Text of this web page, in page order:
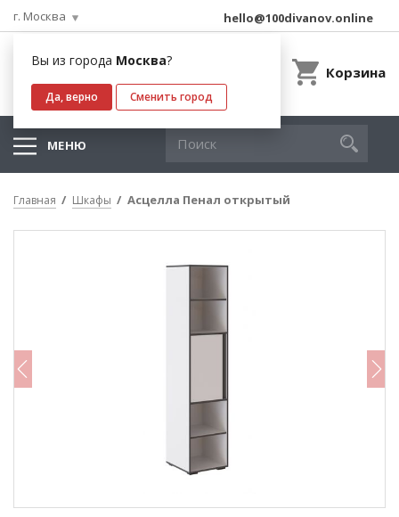
г. Москва
Вы из города Москва?
Да, верно Сменить город
hello@100divanov.online
Корзина
МЕНЮ
Главная Шкафы Асцелла Пенал открытый